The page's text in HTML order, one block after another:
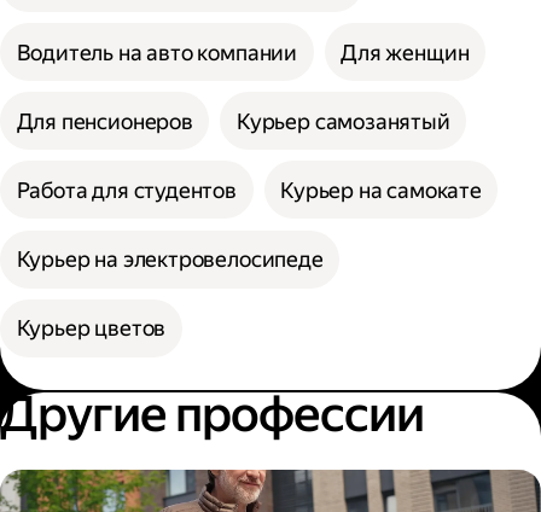
Водитель на авто компании Для женщин
Для пенсионеров Курьер самозанятый
Работа для студентов Курьер на самокате
Курьер на электровелосипеде
Курьер цветов
Другие профессии